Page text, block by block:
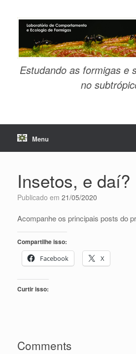
content
Estudando as formigas e
no
Menu
Insetos, e daí?
Publicado em 21/05/2020
Acompanhe os principais posts do
Compartilhe isso:
Facebook
X
Curtir isso:
Comments